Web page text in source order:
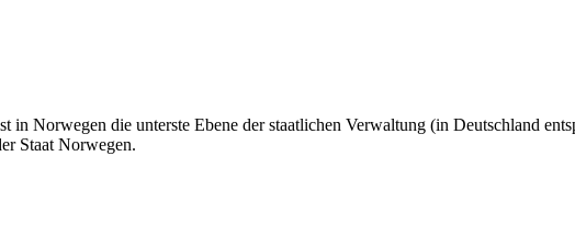
Norwegen die unterste Ebene der staatlichen Verwaltung (in Deutschland
Staat Norwegen.